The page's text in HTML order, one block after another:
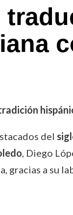
del
, Diego
gracias a su